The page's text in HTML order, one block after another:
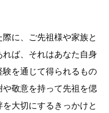
に、ご先祖様や家族と
ば、それはあなた自身
を通じて得られるもの
敬意を持って先祖を偲
大切にするきっかけと